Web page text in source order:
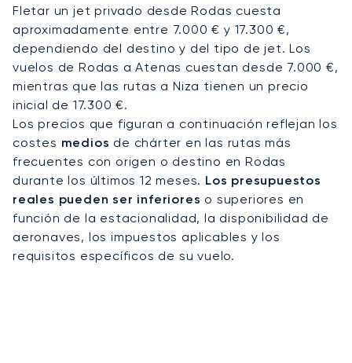
helicóptero a islas cercanas como Symi o Kos.
Tanto si desea disfrutar del golf en Afandou,
asistir a un festival cultural o fletar un yate por el
Egeo, cada detalle se personaliza según sus
preferencias.
Con dos décadas de experiencia, LunaJets
ofrece seguridad certificada por Argus®, precios
transparentes y soluciones de chárter flexibles
reconocidas en todo el mundo. Ofrecemos la
discreción y fiabilidad que nuestros clientes
esperan en cada etapa de su viaje. En Rodas,
esto se traduce en garantizar el acceso durante
la temporada alta de verano, organizar llegadas
discretas a los complejos costeros o conectar de
Fletar un jet privado desde Rodas cuesta
aproximadamente entre 7.000 € y 17.300 €,
dependiendo del destino y del tipo de jet. Los
vuelos de Rodas a Atenas cuestan desde 7.000 €,
mientras que las rutas a Niza tienen un precio
inicial de 17.300 €.
Los precios que figuran a continuación reflejan los
costes medios de chárter en las rutas más
frecuentes con origen o destino en Rodas
durante los últimos 12 meses. Los presupuestos
reales pueden ser inferiores o superiores en
función de la estacionalidad, la disponibilidad de
aeronaves, los impuestos aplicables y los
requisitos específicos de su vuelo.